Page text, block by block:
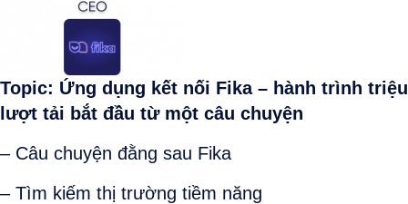
Topic: Ứng dụng kết nối Fika – hành trình triệu
lượt tải bắt đầu từ một câu chuyện
– Câu chuyện đằng sau Fika
– Tìm kiếm thị trường tiềm năng